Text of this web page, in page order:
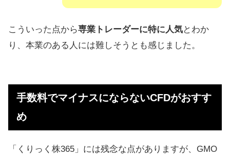
こういった点から専業トレーダーに特に人気とわか
り、本業のある人には難しそうとも感じました。
手数料でマイナスにならないCFDがおすす
め
「くりっく株365」には残念な点がありますが、GMO